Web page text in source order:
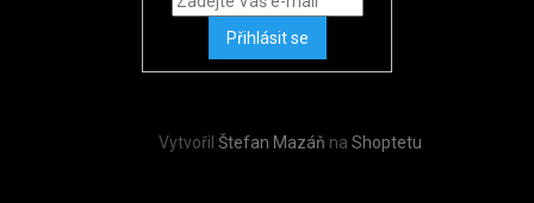
Přihlásit se
Vytvořil Štefan Mazáň na Shoptetu